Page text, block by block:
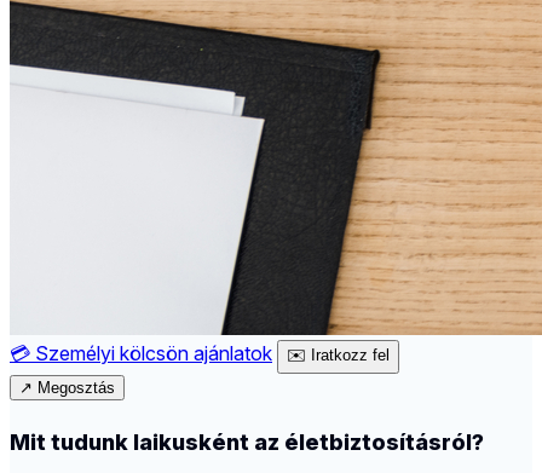
💳 Személyi kölcsön ajánlatok ✉️ Iratkozz fel
↗ Megosztás
Mit tudunk laikusként az életbiztosításról?